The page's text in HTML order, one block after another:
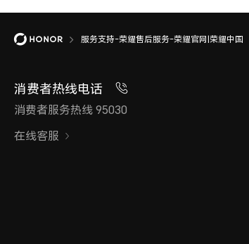
服务支持-荣耀售后服务-荣耀官网|荣耀中国
消费者热线电话
消费者服务热线 95030
在线客服